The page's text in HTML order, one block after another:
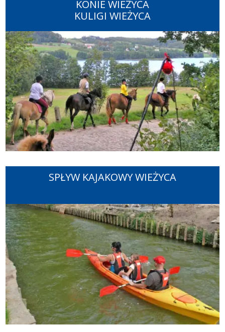
KONIE WIEŻYCA
KULIGI WIEŻYCA
SPŁYW KAJAKOWY WIEŻYCA